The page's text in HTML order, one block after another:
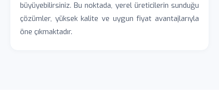
büyüyebilirsiniz. Bu noktada, yerel üreticilerin sunduğu
çözümler, yüksek kalite ve uygun fiyat avantajlarıyla
öne çıkmaktadır.